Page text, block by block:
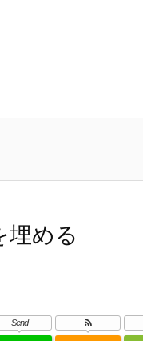
埋める
Send